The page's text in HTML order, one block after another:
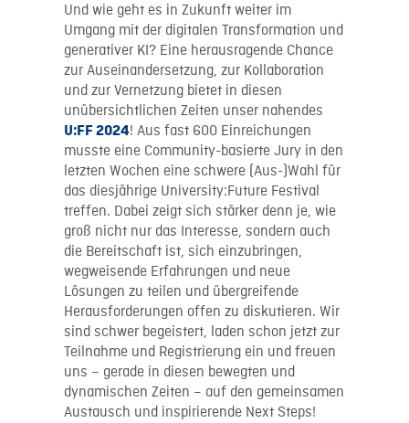
Und wie geht es in Zukunft weiter im
Umgang mit der digitalen Transformation und
generativer KI? Eine herausragende Chance
zur Auseinandersetzung, zur Kollaboration
und zur Vernetzung bietet in diesen
unübersichtlichen Zeiten unser nahendes
U:FF 2024! Aus fast 600 Einreichungen
musste eine Community-basierte Jury in den
letzten Wochen eine schwere (Aus-)Wahl für
das diesjährige University:Future Festival
treffen. Dabei zeigt sich stärker denn je, wie
groß nicht nur das Interesse, sondern auch
die Bereitschaft ist, sich einzubringen,
wegweisende Erfahrungen und neue
Lösungen zu teilen und übergreifende
Herausforderungen offen zu diskutieren. Wir
sind schwer begeistert, laden schon jetzt zur
Teilnahme und Registrierung ein und freuen
uns – gerade in diesen bewegten und
dynamischen Zeiten – auf den gemeinsamen
Austausch und inspirierende Next Steps!